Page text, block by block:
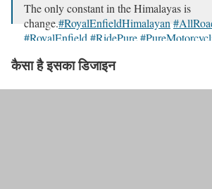
The only constant in the Himalayas is
change.#RoyalEnfieldHimalayan
#RoyalEnfield #RidePure
कैसा है इसका डिजाइन